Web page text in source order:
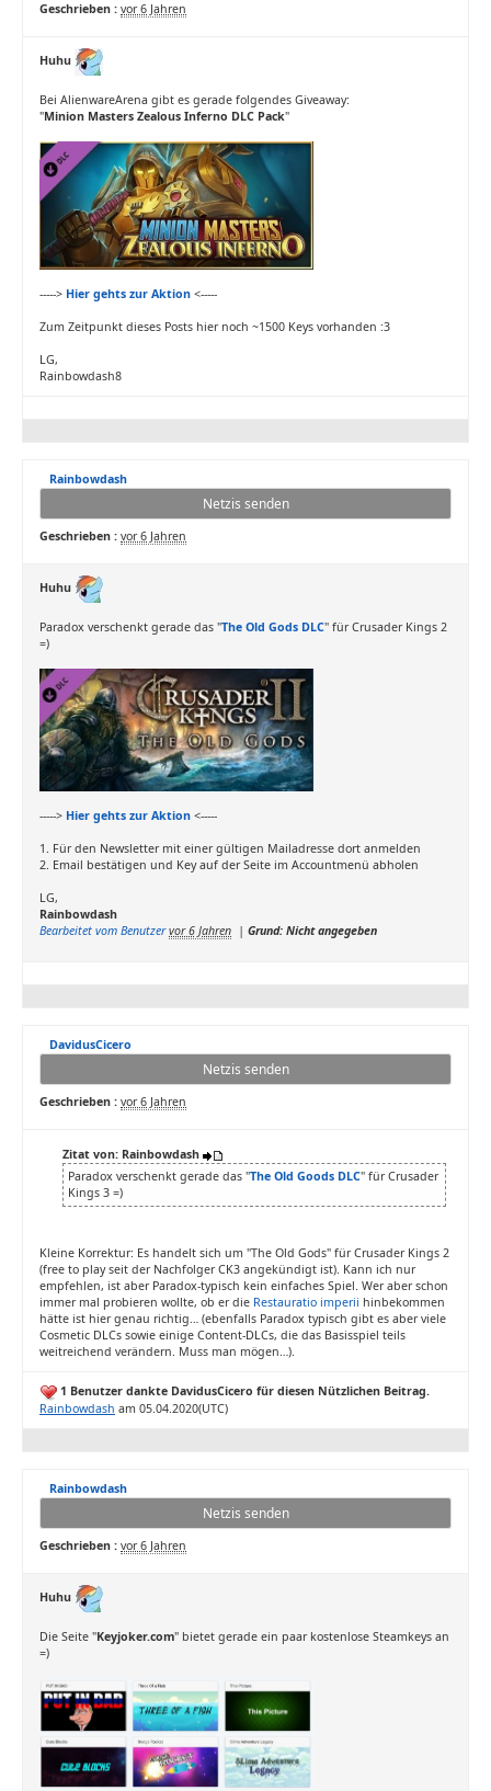
Geschrieben : vor 6 Jahren
Huhu
Bei AlienwareArena gibt es gerade folgendes Giveaway:
"Minion Masters Zealous Inferno DLC Pack"
-----> Hier gehts zur Aktion <-----
Zum Zeitpunkt dieses Posts hier noch ~1500 Keys vorhanden :3
LG,
Rainbowdash8
Rainbowdash
Netzis senden
Geschrieben : vor 6 Jahren
Huhu
Paradox verschenkt gerade das "The Old Gods DLC" für Crusader Kings 2
=)
-----> Hier gehts zur Aktion <-----
1. Für den Newsletter mit einer gültigen Mailadresse dort anmelden
2. Email bestätigen und Key auf der Seite im Accountmenü abholen
LG,
Rainbowdash
Bearbeitet vom Benutzer vor 6 Jahren | Grund: Nicht angegeben
DavidusCicero
Netzis senden
Geschrieben : vor 6 Jahren
Zitat von: Rainbowdash
Paradox verschenkt gerade das "The Old Goods DLC" für Crusader
Kings 3 =)
Kleine Korrektur: Es handelt sich um "The Old Gods" für Crusader Kings 2
(free to play seit der Nachfolger CK3 angekündigt ist). Kann ich nur
empfehlen, ist aber Paradox-typisch kein einfaches Spiel. Wer aber schon
immer mal probieren wollte, ob er die Restauratio imperii hinbekommen
hätte ist hier genau richtig… (ebenfalls Paradox typisch gibt es aber viele
Cosmetic DLCs sowie einige Content-DLCs, die das Basisspiel teils
weitreichend verändern. Muss man mögen…).
1 Benutzer dankte DavidusCicero für diesen Nützlichen Beitrag.
Rainbowdash am 05.04.2020(UTC)
Rainbowdash
Netzis senden
Geschrieben : vor 6 Jahren
Huhu
Die Seite "Keyjoker.com" bietet gerade ein paar kostenlose Steamkeys an
=)